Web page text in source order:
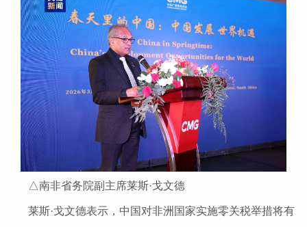
△南非省务院副主席莱斯·戈文德
莱斯·戈文德表示，中国对非洲国家实施零关税举措将有